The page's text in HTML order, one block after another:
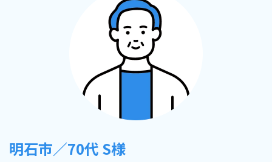
明石市／70代 S様